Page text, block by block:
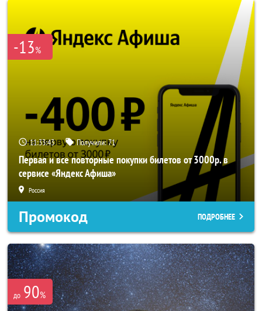
-13%
11:33:41 Получили:71
Первая и все повторные покупки билетов от 3000р. в
сервисе «Яндекс Афиша»
Россия
Промокод ПОДРОБНЕЕ
до 90%